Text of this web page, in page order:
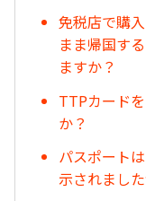
免税店で購
まま帰国す
ますか？
TTPカード
か？
パスポート
示されまし